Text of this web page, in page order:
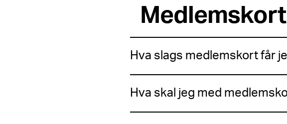
Medlemskort
Hva slags medlemskort får
Hva skal jeg med